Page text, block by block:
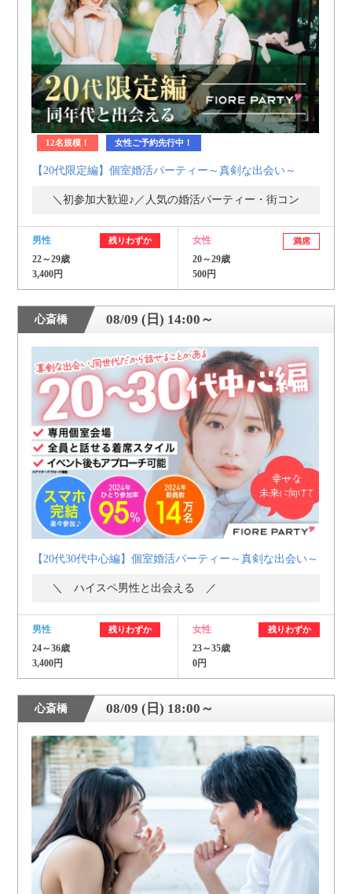
12名規模！ 女性ご予約先行中！
【20代限定編】個室婚活パーティー～真剣な出会い～
＼初参加大歓迎♪／人気の婚活パーティー・街コン
男性 残りわずか
22～29歳
3,400円
女性 満席
20～29歳
500円
心斎橋 08/09 (日) 14:00～
【20代30代中心編】個室婚活パーティー～真剣な出会い～
＼ ハイスペ男性と出会える ／
男性 残りわずか
24～36歳
3,400円
女性 残りわずか
23～35歳
0円
心斎橋 08/09 (日) 18:00～